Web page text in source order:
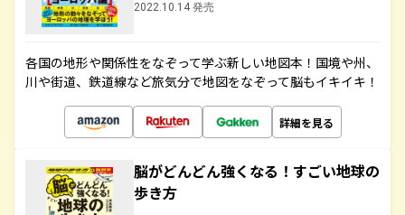
2022.10.14 発売
各国の地形や関係性をなぞって学ぶ新しい地図本！国境や州、
川や街道、鉄道線など旅気分で地図をなぞって脳もイキイキ！
詳細を見る
脳がどんどん強くなる！すごい地球の
歩き方